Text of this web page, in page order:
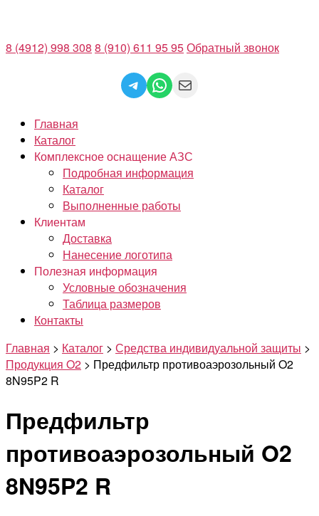
содержимому
8 (4912) 998 308 8 (910) 611 95 95Обратный звонок
Telegram
WhatsApp
Mail
Главная
Каталог
Комплексное оснащение АЗС
Подробная информация
Каталог
Выполненные работы
Клиентам
Доставка
Нанесение логотипа
Полезная информация
Условные обозначения
Таблица размеров
Контакты
Главная > Каталог > Средства индивидуальной защиты >
Продукция O2 > Предфильтр противоаэрозольный O2
8N95P2 R
Предфильтр
противоаэрозольный O2
8N95P2 R